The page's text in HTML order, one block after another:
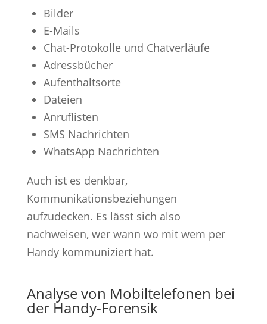
Bilder
E-Mails
Chat-Protokolle und Chatverläufe
Adressbücher
Aufenthaltsorte
Dateien
Anruflisten
SMS Nachrichten
WhatsApp Nachrichten
Auch ist es denkbar,
Kommunikationsbeziehungen
aufzudecken. Es lässt sich also
nachweisen, wer wann wo mit wem per
Handy kommuniziert hat.
Analyse von Mobiltelefonen bei
der Handy-Forensik